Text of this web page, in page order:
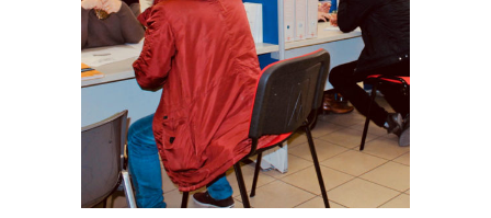
SPORTELLO
IMMIGRAZIONE